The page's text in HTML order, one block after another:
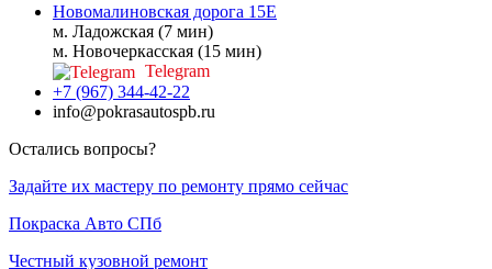
Новомалиновская дорога 15Е
м. Ладожская (7 мин)
м. Новочеркасская (15 мин)
Telegram
+7 (967) 344-42-22
info@pokrasautospb.ru
Остались вопросы?
Задайте их мастеру по ремонту прямо сейчас
Покраска Авто СПб
Честный кузовной ремонт